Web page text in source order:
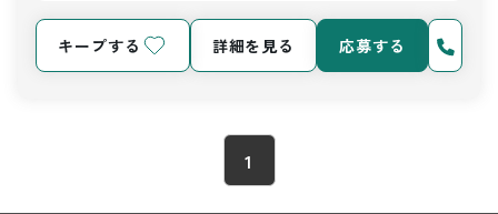
キープする 詳細を見る 応募する
1